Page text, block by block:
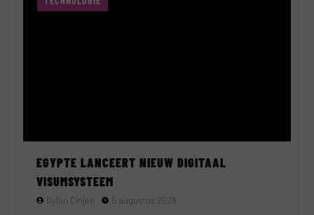
EGYPTE LANCEERT NIEUW DIGITAAL
VISUMSYSTEEM
Dylan Cinjee 5 augustus 2026